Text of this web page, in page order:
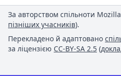
За авторством спільноти
пізніших учасників).
Перекладено й адаптовано
за ліцензією CC-BY-SA 2.5 (